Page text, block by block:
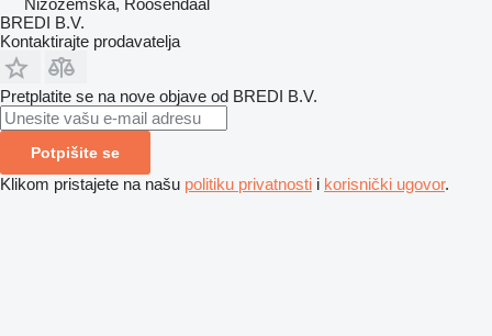
Nizozemska, Roosendaal
BREDI B.V.
Kontaktirajte prodavatelja
Pretplatite se na nove objave od BREDI B.V.
Potpišite se
Klikom pristajete na našu politiku privatnosti i korisnički ugovor.